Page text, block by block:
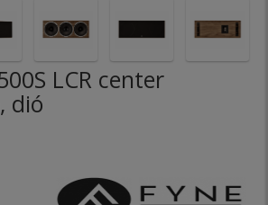
LCR center
dió